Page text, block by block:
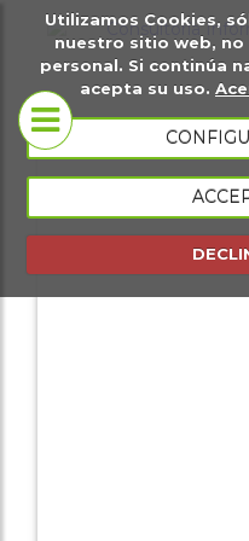
Utilizamos Cookies,
nuestro sitio web,
personal. Si continúa
acepta su uso.
Sobre
nosotros
Portfolio